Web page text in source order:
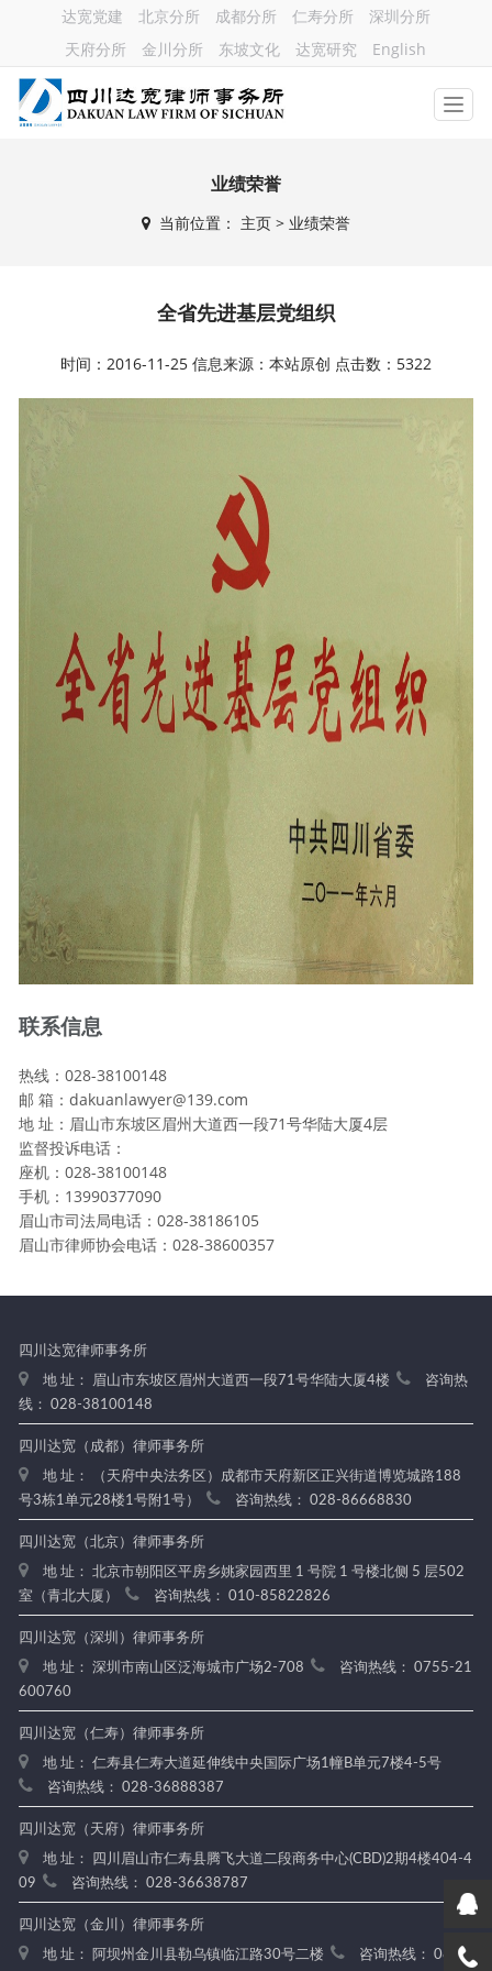
达宽党建 北京分所 成都分所 仁寿分所
深圳分所
天府分所
金川分所 东坡文化 达宽研究 English
业绩荣誉
当前位置： 主页> 业绩荣誉
全省先进基层党组织
时间：2016-11-25 信息来源：本站原创 点击数：5322
联系信息
热线：028-38100148
邮 箱：dakuanlawyer@139.com
地 址：眉山市东坡区眉州大道西一段71号华陆大厦4层
监督投诉电话：
座机：028-38100148
手机：13990377090
眉山市司法局电话：028-38186105
眉山市律师协会电话：028-38600357
四川达宽律师事务所
地 址： 眉山市东坡区眉州大道西一段71号华陆大厦4楼
咨询热
线： 028-38100148
四川达宽（成都）律师事务所
地 址： （天府中央法务区）成都市天府新区正兴街道博览城路188
号3栋1单元28楼1号附1号）
咨询热线： 028-86668830
四川达宽（北京）律师事务所
地 址： 北京市朝阳区平房乡姚家园西里 1 号院 1 号楼北侧 5 层502
室（青北大厦）
咨询热线： 010-85822826
四川达宽（深圳）律师事务所
地 址： 深圳市南山区泛海城市广场2-708
咨询热线： 0755-21
600760
四川达宽（仁寿）律师事务所
地 址： 仁寿县仁寿大道延伸线中央国际广场1幢B单元7楼4-5号
咨询热线： 028-36888387
四川达宽（天府）律师事务所
地 址： 四川眉山市仁寿县腾飞大道二段商务中心(CBD)2期4楼404-4
09
咨询热线： 028-36638787
四川达宽（金川）律师事务所
地 址： 阿坝州金川县勒乌镇临江路30号二楼 咨询热线： 0837